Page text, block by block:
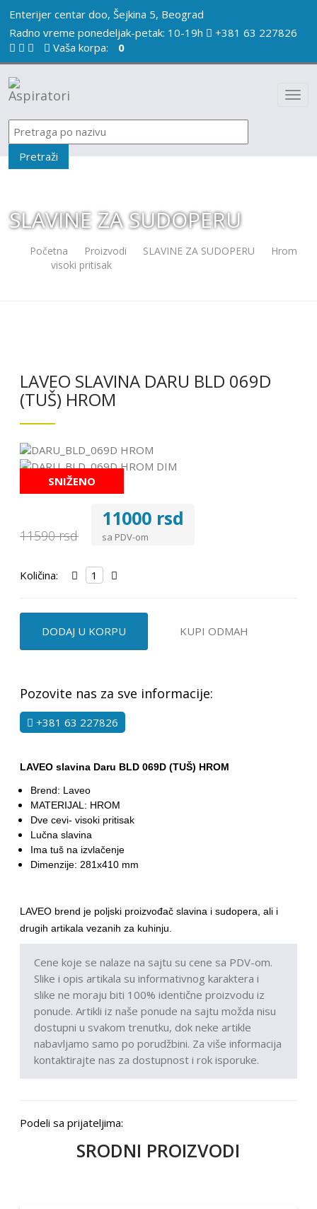
Enterijer centar doo, Šejkina 5, Beograd
Radno vreme ponedeljak-petak: 10-19h
+381 63 227826
Vaša korpa:
0
SLAVINE ZA SUDOPERU
Početna Proizvodi SLAVINE ZA SUDOPERU
Hrom
visoki pritisak
LAVEO SLAVINA DARU BLD 069D
(TUŠ) HROM
SNIŽENO
11590 rsd
11000 rsd
sa PDV-om
Količina:
DODAJ U KORPU KUPI ODMAH
Pozovite nas za sve informacije:
+381 63 227826
LAVEO slavina Daru BLD 069D (TUŠ) HROM
Brend: Laveo
MATERIJAL: HROM
Dve cevi- visoki pritisak
Lučna slavina
Ima tuš na izvlačenje
Dimenzije: 281x410 mm
LAVEO brend je poljski proizvođač slavina i sudopera, ali i
drugih artikala vezanih za kuhinju.
Cene koje se nalaze na sajtu su cene sa PDV-om.
Slike i opis artikala su informativnog karaktera i
slike ne moraju biti 100% identične proizvodu iz
ponude. Artikli iz naše ponude na sajtu možda nisu
dostupni u svakom trenutku, dok neke artikle
nabavljamo samo po porudžbini. Za više informacija
kontaktirajte nas za dostupnost i rok isporuke.
Podeli sa prijateljima:
SRODNI PROIZVODI